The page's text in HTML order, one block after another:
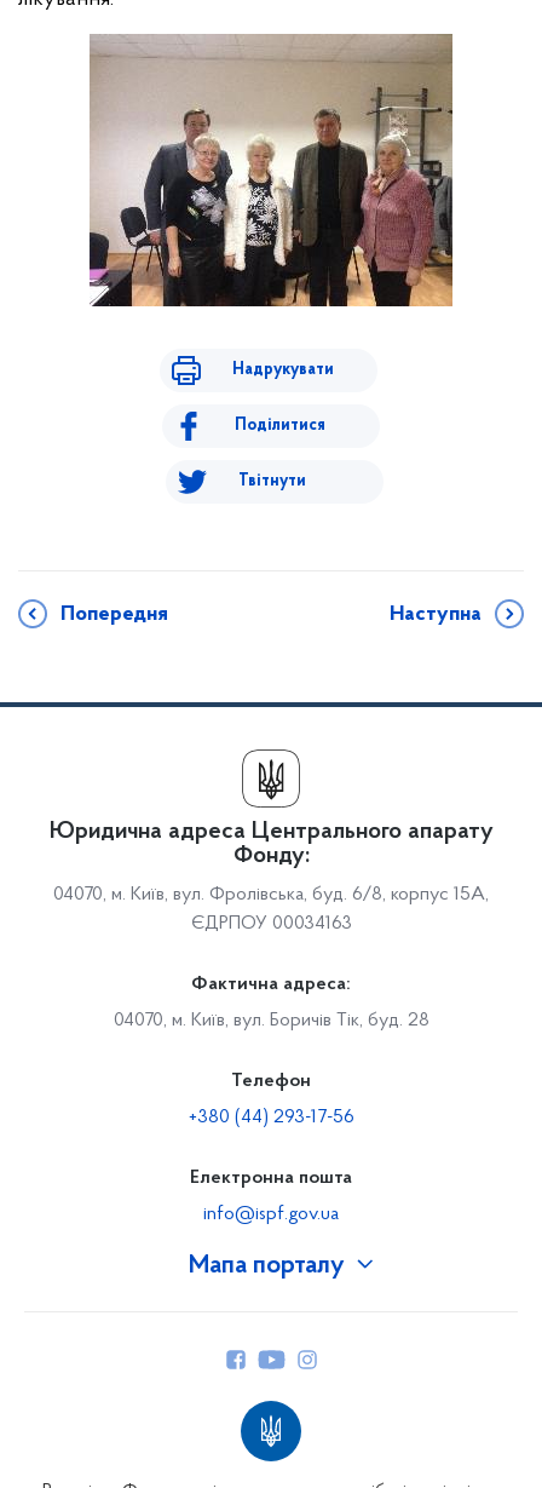
Надрукувати
Поділитися
Твітнути
Попередня Наступна
Мапа порталу
Юридична адреса Центрального апарату
Фонду:
04070, м. Київ, вул. Фролівська, буд. 6/8, корпус 15А,
ЄДРПОУ 00034163
Фактична адреса:
04070, м. Київ, вул. Боричів Тік, буд. 28
Телефон
+380 (44) 293-17-56
Електронна пошта
info@ispf.gov.ua